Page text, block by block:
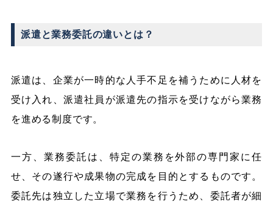
派遣と業務委託の違いとは？
派遣は、企業が一時的な人手不足を補うために人材を
受け入れ、派遣社員が派遣先の指示を受けながら業務
を進める制度です。
一方、業務委託は、特定の業務を外部の専門家に任
せ、その遂行や成果物の完成を目的とするものです。
委託先は独立した立場で業務を行うため、委託者が細